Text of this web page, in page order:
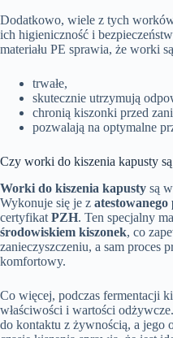
Dodatkowo, wiele z tych
ich higieniczność i
materiału PE sprawia, że worki
trwałe,
skutecznie utrzymują
chronią kiszonki przed
pozwalają na optymalne
Czy worki do kiszenia kapusty
Worki do kiszenia kapusty są
Wykonuje się je z
certyfikat PZH. Ten specjalny
środowiskiem kiszonek, co
zanieczyszczeniu, a sam proces
komfortowy.
Co więcej, podczas fermentacji
właściwości i wartości
do kontaktu z żywnością, a jego